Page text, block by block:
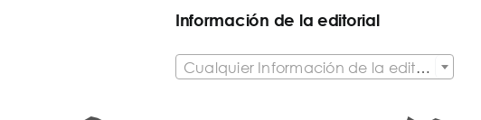
Información de la editorial
Cualquier Información de la editorial